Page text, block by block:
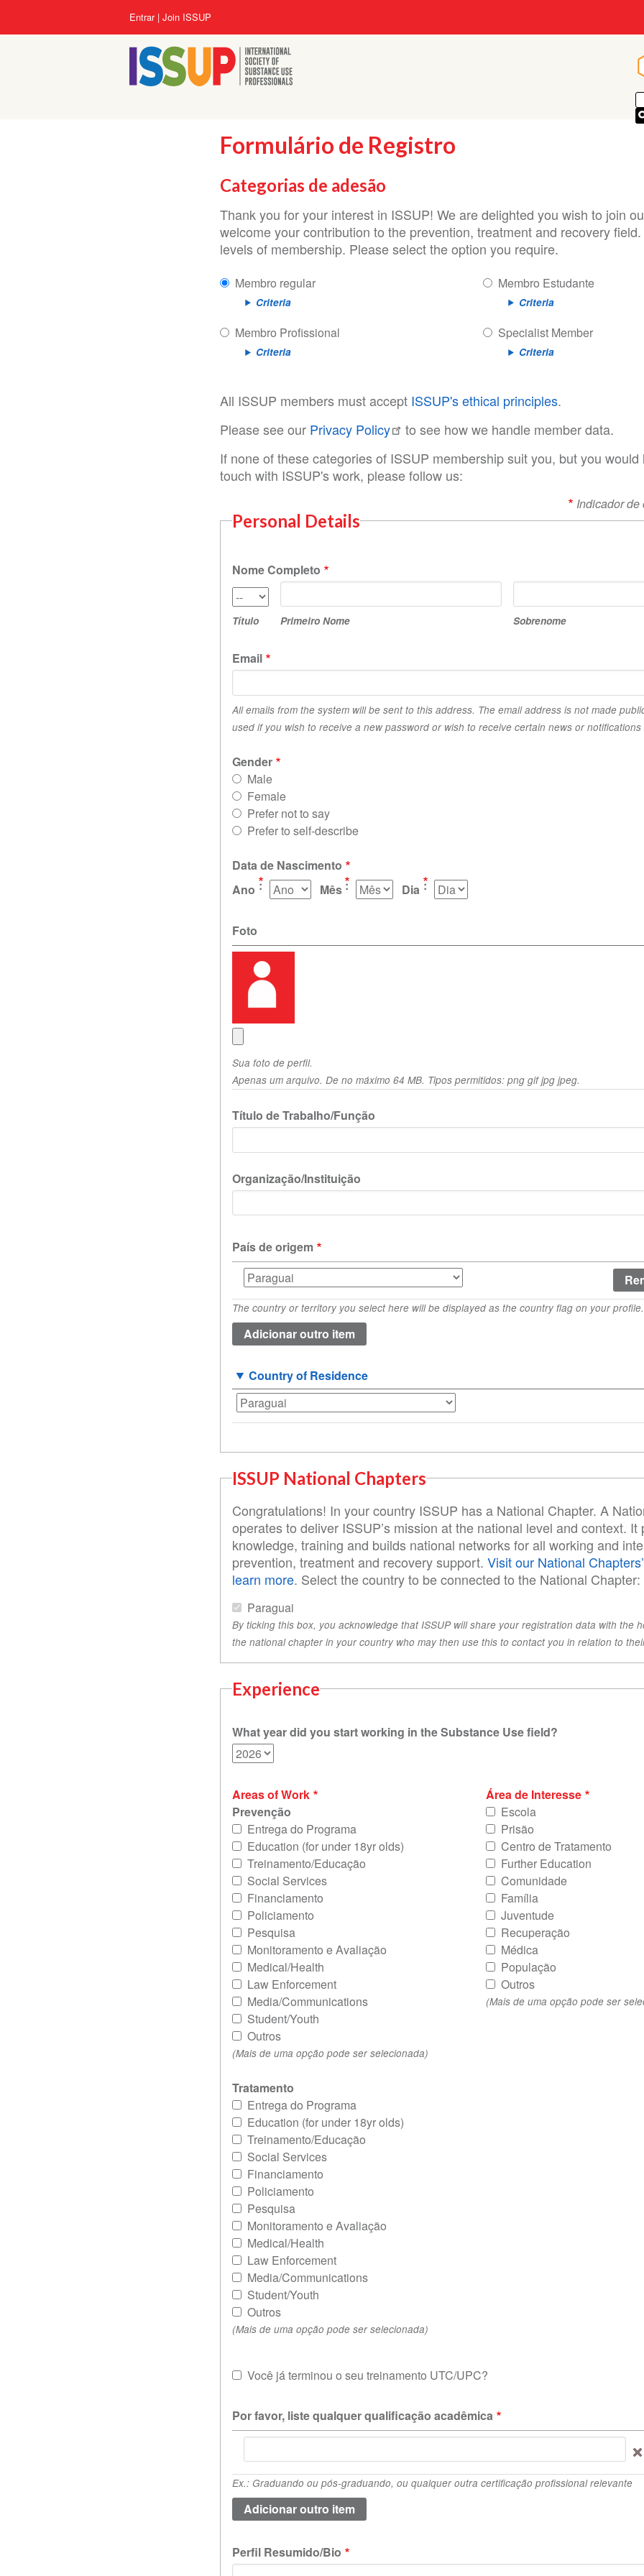
Menu
da
conta
do
usuário
Entrar Join ISSUP
Formulário de Registro
Categorias de adesão
Thank you for your interest in ISSUP! We are delighted you wish to join
welcome your contribution to the prevention, treatment and recovery
levels of membership. Please select the option you require.
Membro regular
Criteria
Membro Estudante
Criteria
Membro Profissional
Criteria
Specialist Member
Criteria
All ISSUP members must accept ISSUP's ethical principles.
Please see our Privacy Policy
to see how we handle member data.
If none of these categories of ISSUP membership suit you, but you would
touch with ISSUP's work, please follow us:
Indicador
Personal Details
Nome Completo
Título
Título
Nome
Primeiro Nome Sobrenome
Email
All emails from the system will be sent to this address. The email address is not made
used if you wish to receive a new password or wish to receive certain news or notifications
Gender
Male
Female
Prefer not to say
Prefer to self-describe
Data de Nascimento
Ano
Mês Dia
Foto
Sua foto de perfil.
Apenas um arquivo. De no máximo 64 MB. Tipos permitidos: png gif jpg jpeg.
Título de Trabalho/Função
Organização/Instituição
País de origem
País
origem
(valor
1)
The country or territory you select here will be displayed as the country flag on your profile.
Country of Residence
ISSUP National Chapters
Congratulations! In your country ISSUP has a National Chapter. A
operates to deliver ISSUP’s mission at the national level and context. It
knowledge, training and builds national networks for all working and
prevention, treatment and recovery support.Visit our National
learn more. Select the country to be connected to the National Chapter:
Paraguai
By ticking this box, you acknowledge that ISSUP will share your registration data with the
the national chapter in your country who may then use this to contact you in relation to
Experience
What year did you start working in the Substance Use field?
Areas of Work
Prevenção
Entrega do Programa
Education (for under 18yr olds)
Treinamento/Educação
Social Services
Financiamento
Policiamento
Pesquisa
Monitoramento e Avaliação
Medical/Health
Law Enforcement
Media/Communications
Student/Youth
Outros
(Mais de uma opção pode ser selecionada)
Tratamento
Entrega do Programa
Education (for under 18yr olds)
Treinamento/Educação
Social Services
Financiamento
Policiamento
Pesquisa
Monitoramento e Avaliação
Medical/Health
Law Enforcement
Media/Communications
Student/Youth
Outros
(Mais de uma opção pode ser selecionada)
Área de Interesse
Escola
Prisão
Centro de Tratamento
Further Education
Comunidade
Família
Juventude
Recuperação
Médica
População
Outros
(Mais de uma opção pode ser
Você já terminou o seu treinamento UTC/UPC?
Por favor, liste qualquer qualificação acadêmica
favor,
liste
qualquer
qualificação
(valor
1)
Ex.: Graduando ou pós-graduando, ou qualquer outra certificação profissional relevante
Perfil Resumido/Bio